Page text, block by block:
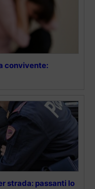
convivente:
strada: passanti lo